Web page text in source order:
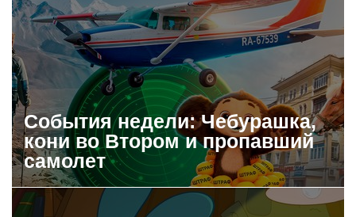
События недели: Чебурашка,
кони во Втором и пропавший
самолет